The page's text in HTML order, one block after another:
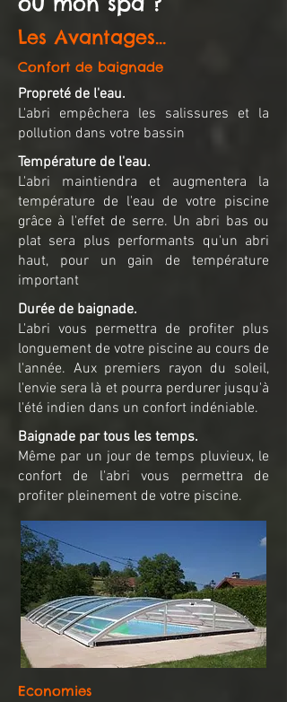
Les Avantages...
Confort de baignade
Propreté de l'eau.
L'abri empêchera les salissures et la
pollution dans votre bassin
Température de l'eau.
L'abri maintiendra et augmentera la
température de l'eau de votre piscine
grâce à l'effet de serre. Un abri bas ou
plat sera plus performants qu'un abri
haut, pour un gain de température
important
Durée de baignade.
L'abri vous permettra de profiter plus
longuement de votre piscine au cours de
l'année. Aux premiers rayon du soleil,
l'envie sera là et pourra perdurer jusqu'à
l'été indien dans un confort indéniable.
Baignade par tous les temps.
Même par un jour de temps pluvieux, le
confort de l'abri vous permettra de
profiter pleinement de votre piscine.
Economies